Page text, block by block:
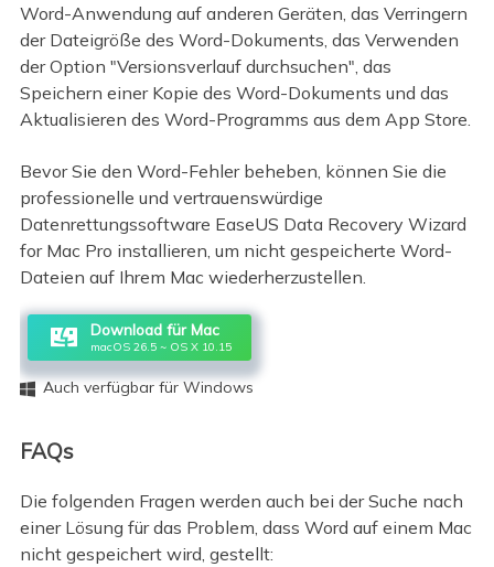
Word-Anwendung auf anderen Geräten, das Verringern
der Dateigröße des Word-Dokuments, das Verwenden
der Option "Versionsverlauf durchsuchen", das
Speichern einer Kopie des Word-Dokuments und das
Aktualisieren des Word-Programms aus dem App Store.
Bevor Sie den Word-Fehler beheben, können Sie die
professionelle und vertrauenswürdige
Datenrettungssoftware EaseUS Data Recovery Wizard
for Mac Pro installieren, um nicht gespeicherte Word-
Dateien auf Ihrem Mac wiederherzustellen.
Download für Mac
macOS 26.5 ~ OS X 10.15
 Auch verfügbar für Windows
FAQs
Die folgenden Fragen werden auch bei der Suche nach
einer Lösung für das Problem, dass Word auf einem Mac
nicht gespeichert wird, gestellt: